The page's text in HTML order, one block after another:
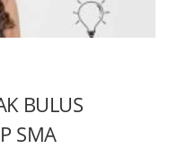
BULUS
SMA